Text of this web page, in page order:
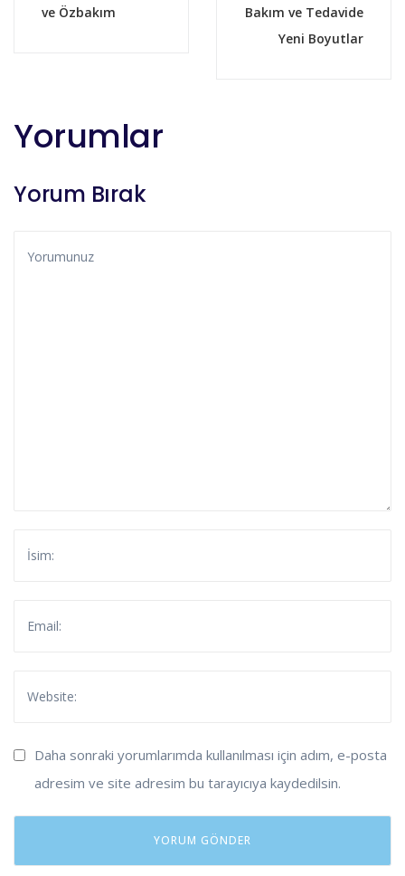
ve Özbakım
Bakım ve Tedavide
Yeni Boyutlar
Yorumlar
Yorum Bırak
Daha sonraki yorumlarımda kullanılması için adım, e-posta
adresim ve site adresim bu tarayıcıya kaydedilsin.